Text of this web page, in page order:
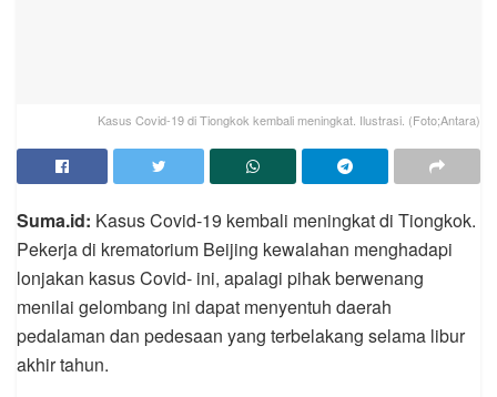
Kasus Covid-19 di Tiongkok kembali meningkat. Ilustrasi. (Foto;Antara)
Suma.id: Kasus Covid-19 kembali meningkat di Tiongkok.
Pekerja di krematorium Beijing kewalahan menghadapi
lonjakan kasus Covid- ini, apalagi pihak berwenang
menilai gelombang ini dapat menyentuh daerah
pedalaman dan pedesaan yang terbelakang selama libur
akhir tahun.